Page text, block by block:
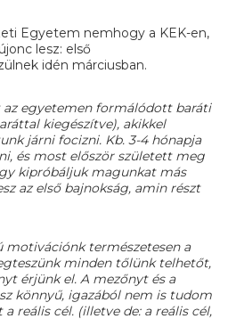
Egyetem nemhogy a KEK-en,
lesz: első
idén márciusban.
az egyetemen formálódott baráti
kiegészítve), akikkel
járni focizni. Kb. 3-4 hónapja
és most először született meg
kipróbáljuk magunkat más
az első bajnokság, amin részt
motivációnk természetesen a
minden tőlünk telhetőt,
érjünk el. A mezőnyt és a
könnyű, igazából nem is tudom
reális cél. (illetve de: a reális cél,